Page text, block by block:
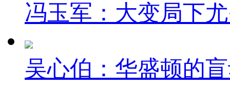
冯玉军：大变局下
吴心伯：华盛顿的